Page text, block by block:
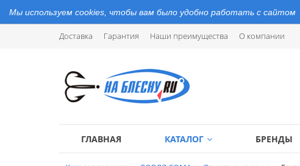
Мы используем cookies, чтобы вам было удобно работать с сайтом
Доставка Гарантия Наши преимущества О компании
ГЛАВНАЯ КАТАЛОГ БРЕНДЫ